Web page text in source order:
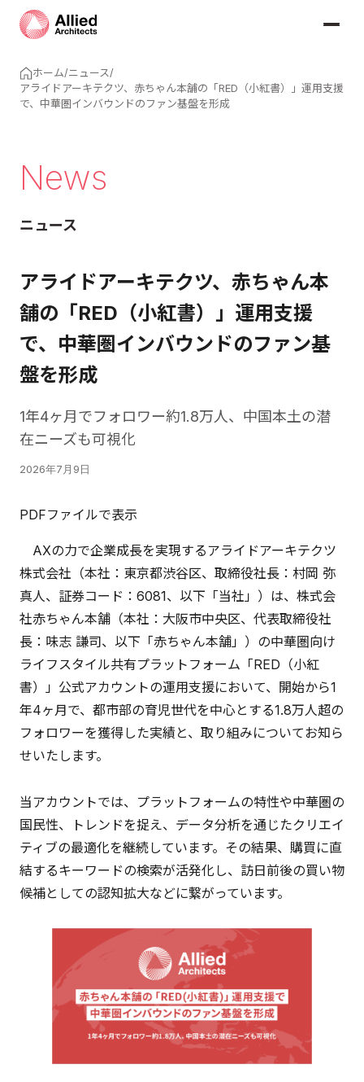
ホーム/ニュース/
アライドアーキテクツ、赤ちゃん本舗の「RED（小紅書）」運用支援
で、中華圏インバウンドのファン基盤を形成
News
ニュース
アライドアーキテクツ、赤ちゃん本
舗の「RED（小紅書）」運用支援
で、中華圏インバウンドのファン基
盤を形成
1年4ヶ月でフォロワー約1.8万人、中国本土の潜
在ニーズも可視化
2026年7月9日
PDFファイルで表示
AXの力で企業成長を実現するアライドアーキテクツ
株式会社（本社：東京都渋谷区、取締役社長：村岡 弥
真人、証券コード：6081、以下「当社」）は、株式会
社赤ちゃん本舗（本社：大阪市中央区、代表取締役社
長：味志 謙司、以下「赤ちゃん本舗」）の中華圏向け
ライフスタイル共有プラットフォーム「RED（小紅
書）」公式アカウントの運用支援において、開始から1
年4ヶ月で、都市部の育児世代を中心とする1.8万人超の
フォロワーを獲得した実績と、取り組みについてお知ら
せいたします。
当アカウントでは、プラットフォームの特性や中華圏の
国民性、トレンドを捉え、データ分析を通じたクリエイ
ティブの最適化を継続しています。その結果、購買に直
結するキーワードの検索が活発化し、訪日前後の買い物
候補としての認知拡大などに繋がっています。